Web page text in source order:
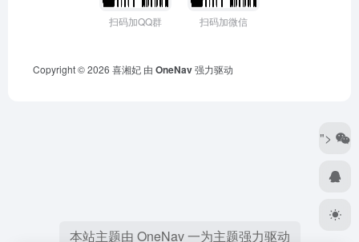
扫码加QQ群 扫码加微信
Copyright © 2026 喜湘妃 由 OneNav强力驱动
">
本站主题由 OneNav 一为主题强力驱动